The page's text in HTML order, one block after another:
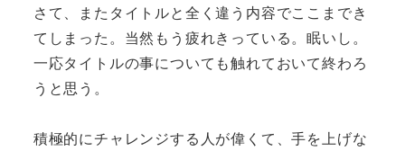
さて、またタイトルと全く違う内容でここまでき
てしまった。当然もう疲れきっている。眠いし。
一応タイトルの事についても触れておいて終わろ
うと思う。
積極的にチャレンジする人が偉くて、手を上げな